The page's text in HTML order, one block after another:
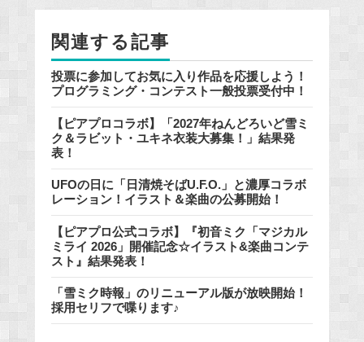
k
関連する記事
投票に参加してお気に入り作品を応援しよう！
プログラミング・コンテスト一般投票受付中！
【ピアプロコラボ】「2027年ねんどろいど雪ミ
ク＆ラビット・ユキネ衣装大募集！」結果発
表！
UFOの日に「日清焼そばU.F.O.」と濃厚コラボ
レーション！イラスト＆楽曲の公募開始！
【ピアプロ公式コラボ】『初音ミク「マジカル
ミライ 2026」開催記念☆イラスト&楽曲コンテ
スト』結果発表！
「雪ミク時報」のリニューアル版が放映開始！
採用セリフで喋ります♪